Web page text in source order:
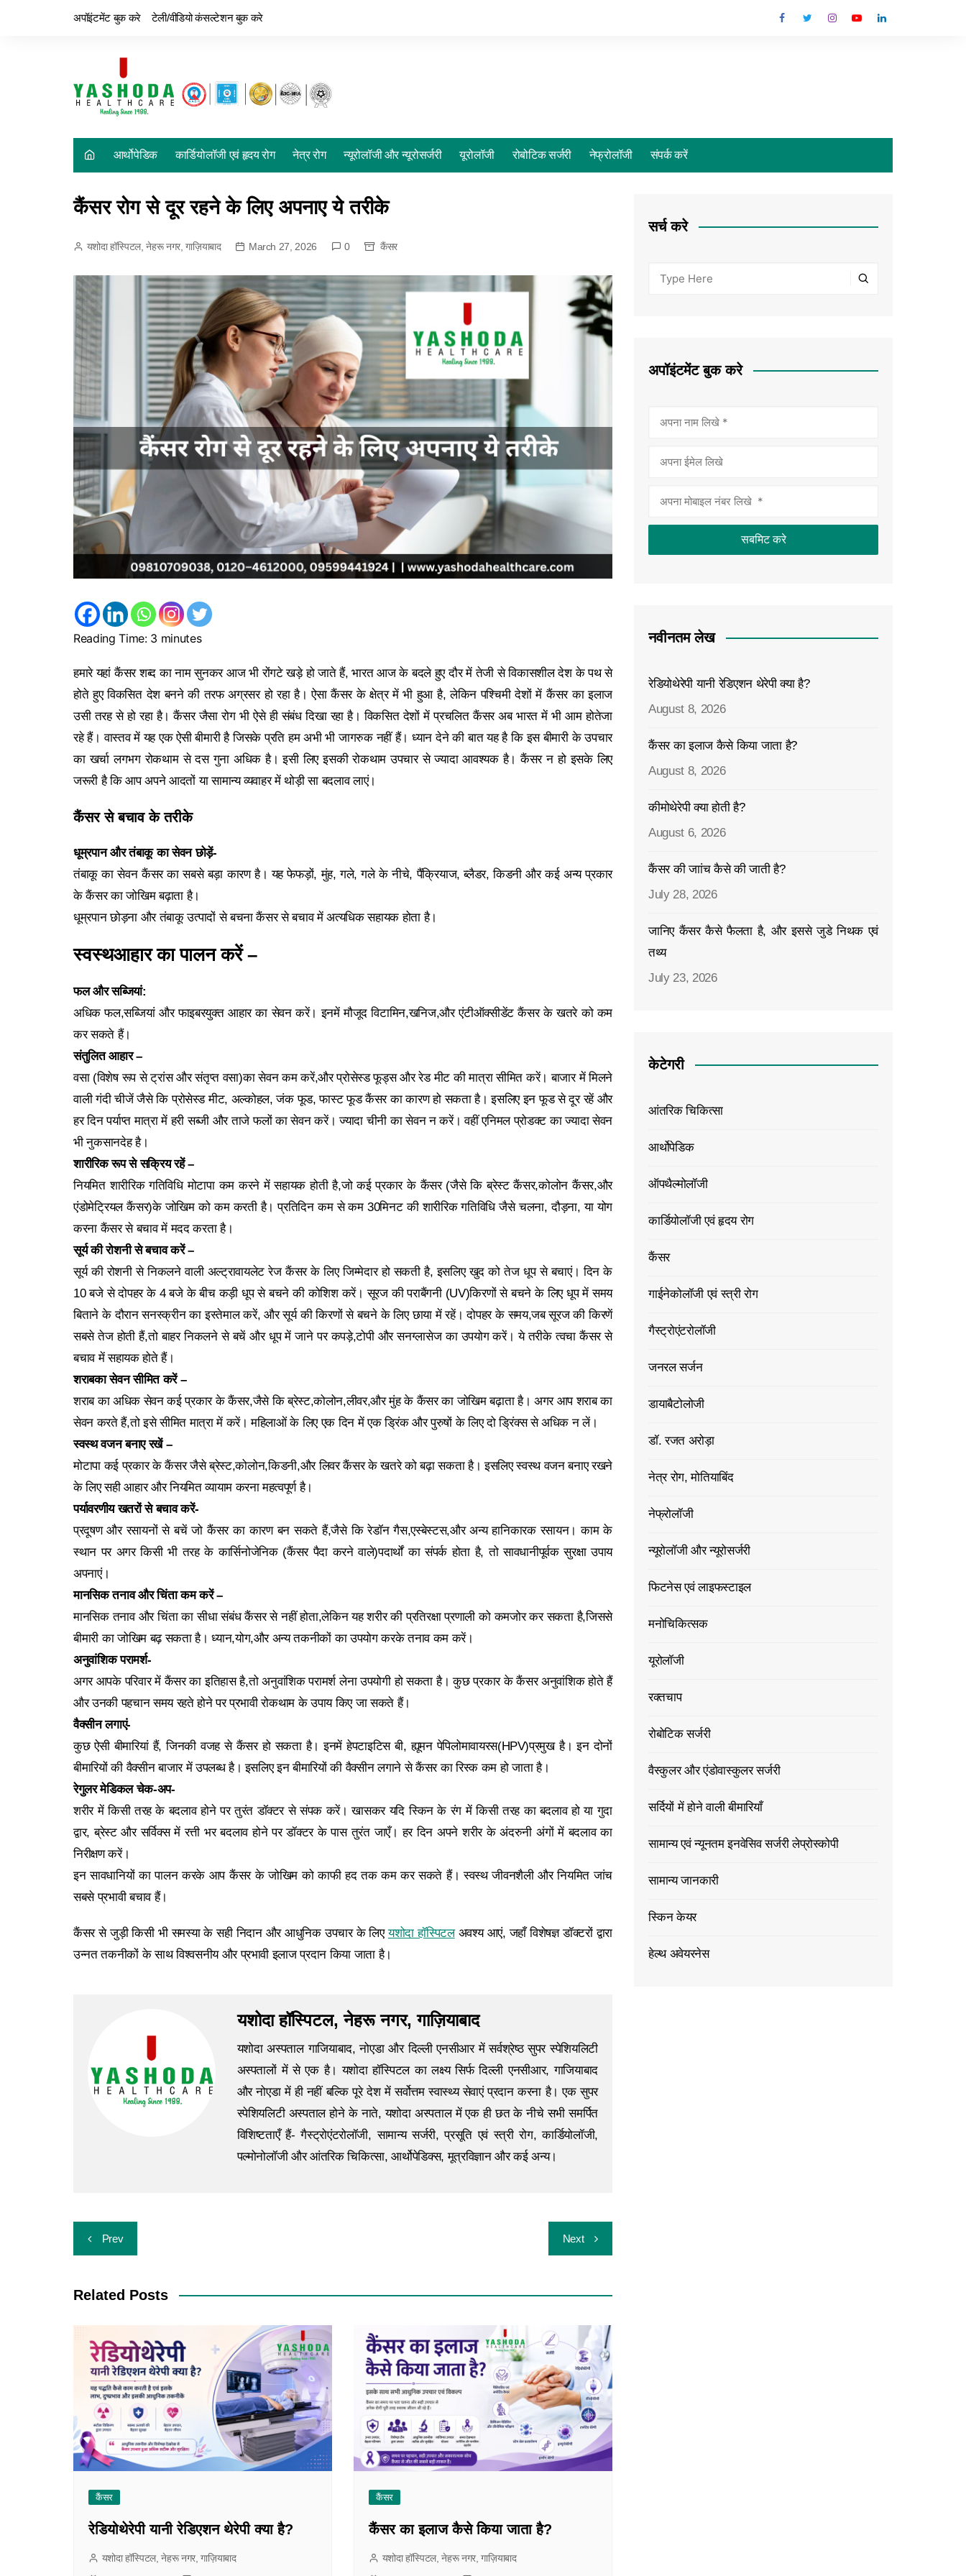
अपॉइंटमेंट बुक करे टेली/वीडियो कंसल्टेशन बुक करे
आर्थोपेडिक कार्डियोलॉजी एवं हृदय रोग नेत्र रोग न्यूरोलॉजी और न्यूरोसर्जरी यूरोलॉजी रोबोटिक सर्जरी नेफ्रोलॉजी संपर्क करें
कैंसर रोग से दूर रहने के लिए अपनाए ये तरीके
यशोदा हॉस्पिटल, नेहरू नगर, गाज़ियाबाद March 27, 2026 0 कैंसर
Reading Time: 3 minutes
हमारे यहां कैंसर शब्द का नाम सुनकर आज भी रोंगटे खड़े हो जाते हैं, भारत आज के बदले हुए दौर में तेजी से विकासशील देश के पथ से
होते हुए विकसित देश बनने की तरफ अग्रसर हो रहा है। ऐसा कैंसर के क्षेत्र में भी हुआ है, लेकिन पश्चिमी देशों में कैंसर का इलाज
उसी तरह से हो रहा है। कैंसर जैसा रोग भी ऐसे ही संबंध दिखा रहा है। विकसित देशों में प्रचलित कैंसर अब भारत में भी आम होतेजा
रहे हैं। वास्तव में यह एक ऐसी बीमारी है जिसके प्रति हम अभी भी जागरुक नहीं हैं। ध्यान देने की बात यह है कि इस बीमारी के उपचार
का खर्चा लगभग रोकथाम से दस गुना अधिक है। इसी लिए इसकी रोकथाम उपचार से ज्यादा आवश्यक है। कैंसर न हो इसके लिए
जरूरी है कि आप अपने आदतों या सामान्य व्यवाहर में थोड़ी सा बदलाव लाएं।
कैंसर से बचाव के तरीके
धूम्रपान और तंबाकू का सेवन छोड़ें-
तंबाकू का सेवन कैंसर का सबसे बड़ा कारण है। यह फेफड़ों, मुंह, गले, गले के नीचे, पैंक्रियाज, ब्लैडर, किडनी और कई अन्य प्रकार
के कैंसर का जोखिम बढ़ाता है।
धूम्रपान छोड़ना और तंबाकू उत्पादों से बचना कैंसर से बचाव में अत्यधिक सहायक होता है।
स्वस्थआहार का पालन करें –
फल और सब्जियां:
अधिक फल,सब्जियां और फाइबरयुक्त आहार का सेवन करें। इनमें मौजूद विटामिन,खनिज,और एंटीऑक्सीडेंट कैंसर के खतरे को कम
कर सकते हैं।
संतुलित आहार –
वसा (विशेष रूप से ट्रांस और संतृप्त वसा)का सेवन कम करें,और प्रोसेस्ड फूड्स और रेड मीट की मात्रा सीमित करें। बाजार में मिलने
वाली गंदी चीजें जैसे कि प्रोसेस्ड मीट, अल्कोहल, जंक फूड, फास्ट फूड कैंसर का कारण हो सकता है। इसलिए इन फूड से दूर रहें और
हर दिन पर्याप्त मात्रा में हरी सब्जी और ताजे फलों का सेवन करें। ज्यादा चीनी का सेवन न करें। वहीं एनिमल प्रोडक्ट का ज्यादा सेवन
भी नुकसानदेह है।
शारीरिक रूप से सक्रिय रहें –
नियमित शारीरिक गतिविधि मोटापा कम करने में सहायक होती है,जो कई प्रकार के कैंसर (जैसे कि ब्रेस्ट कैंसर,कोलोन कैंसर,और
एंडोमेट्रियल कैंसर)के जोखिम को कम करती है। प्रतिदिन कम से कम 30मिनट की शारीरिक गतिविधि जैसे चलना, दौड़ना, या योग
करना कैंसर से बचाव में मदद करता है।
सूर्य की रोशनी से बचाव करें –
सूर्य की रोशनी से निकलने वाली अल्ट्रावायलेट रेज कैंसर के लिए जिम्मेदार हो सकती है, इसलिए खुद को तेज धूप से बचाएं। दिन के
10 बजे से दोपहर के 4 बजे के बीच कड़ी धूप से बचने की कोशिश करें। सूरज की पराबैंगनी (UV)किरणों से बचने के लिए धूप में समय
बिताने के दौरान सनस्क्रीन का इस्तेमाल करें, और सूर्य की किरणों से बचने के लिए छाया में रहें। दोपहर के समय,जब सूरज की किरणें
सबसे तेज होती हैं,तो बाहर निकलने से बचें और धूप में जाने पर कपड़े,टोपी और सनग्लासेज का उपयोग करें। ये तरीके त्वचा कैंसर से
बचाव में सहायक होते हैं।
शराबका सेवन सीमित करें –
शराब का अधिक सेवन कई प्रकार के कैंसर,जैसे कि ब्रेस्ट,कोलोन,लीवर,और मुंह के कैंसर का जोखिम बढ़ाता है। अगर आप शराब का
सेवन करते हैं,तो इसे सीमित मात्रा में करें। महिलाओं के लिए एक दिन में एक ड्रिंक और पुरुषों के लिए दो ड्रिंक्स से अधिक न लें।
स्वस्थ वजन बनाए रखें –
मोटापा कई प्रकार के कैंसर जैसे ब्रेस्ट,कोलोन,किडनी,और लिवर कैंसर के खतरे को बढ़ा सकता है। इसलिए स्वस्थ वजन बनाए रखने
के लिए सही आहार और नियमित व्यायाम करना महत्वपूर्ण है।
पर्यावरणीय खतरों से बचाव करें-
प्रदूषण और रसायनों से बचें जो कैंसर का कारण बन सकते हैं,जैसे कि रेडॉन गैस,एस्बेस्टस,और अन्य हानिकारक रसायन। काम के
स्थान पर अगर किसी भी तरह के कार्सिनोजेनिक (कैंसर पैदा करने वाले)पदार्थों का संपर्क होता है, तो सावधानीपूर्वक सुरक्षा उपाय
अपनाएं।
मानसिक तनाव और चिंता कम करें –
मानसिक तनाव और चिंता का सीधा संबंध कैंसर से नहीं होता,लेकिन यह शरीर की प्रतिरक्षा प्रणाली को कमजोर कर सकता है,जिससे
बीमारी का जोखिम बढ़ सकता है। ध्यान,योग,और अन्य तकनीकों का उपयोग करके तनाव कम करें।
अनुवांशिक परामर्श-
अगर आपके परिवार में कैंसर का इतिहास है,तो अनुवांशिक परामर्श लेना उपयोगी हो सकता है। कुछ प्रकार के कैंसर अनुवांशिक होते हैं
और उनकी पहचान समय रहते होने पर प्रभावी रोकथाम के उपाय किए जा सकते हैं।
वैक्सीन लगाएं-
कुछ ऐसी बीमारियां हैं, जिनकी वजह से कैंसर हो सकता है। इनमें हेपटाइटिस बी, ह्यूमन पेपिलोमावायरस(HPV)प्रमुख है। इन दोनों
बीमारियों की वैक्सीन बाजार में उपलब्ध है। इसलिए इन बीमारियों की वैक्सीन लगाने से कैंसर का रिस्क कम हो जाता है।
रेगुलर मेडिकल चेक-अप-
शरीर में किसी तरह के बदलाव होने पर तुरंत डॉक्टर से संपक करें। खासकर यदि स्किन के रंग में किसी तरह का बदलाव हो या गुदा
द्वार, ब्रेस्ट और सर्विक्स में रत्ती भर बदलाव होने पर डॉक्टर के पास तुरंत जाएँ। हर दिन अपने शरीर के अंदरुनी अंगों में बदलाव का
निरीक्षण करें।
इन सावधानियों का पालन करके आप कैंसर के जोखिम को काफी हद तक कम कर सकते हैं। स्वस्थ जीवनशैली और नियमित जांच
सबसे प्रभावी बचाव हैं।
कैंसर से जुड़ी किसी भी समस्या के सही निदान और आधुनिक उपचार के लिएयशोदा हॉस्पिटलअवश्य आएं, जहाँ विशेषज्ञ डॉक्टरों द्वारा
उन्नत तकनीकों के साथ विश्वसनीय और प्रभावी इलाज प्रदान किया जाता है।
यशोदा हॉस्पिटल, नेहरू नगर, गाज़ियाबाद
यशोदा अस्पताल गाजियाबाद, नोएडा और दिल्ली एनसीआर में सर्वश्रेष्ठ सुपर स्पेशियलिटी
अस्पतालों में से एक है। यशोदा हॉस्पिटल का लक्ष्य सिर्फ दिल्ली एनसीआर, गाजियाबाद
और नोएडा में ही नहीं बल्कि पूरे देश में सर्वोत्तम स्वास्थ्य सेवाएं प्रदान करना है। एक सुपर
स्पेशियलिटी अस्पताल होने के नाते, यशोदा अस्पताल में एक ही छत के नीचे सभी समर्पित
विशिष्टताएँ हैं- गैस्ट्रोएंटरोलॉजी, सामान्य सर्जरी, प्रसूति एवं स्त्री रोग, कार्डियोलॉजी,
पल्मोनोलॉजी और आंतरिक चिकित्सा, आर्थोपेडिक्स, मूत्रविज्ञान और कई अन्य।
Prev Next
Related Posts
कैंसर
रेडियोथेरेपी यानी रेडिएशन थेरेपी क्या है?
यशोदा हॉस्पिटल, नेहरू नगर, गाज़ियाबाद
कैंसर
कैंसर का इलाज कैसे किया जाता है?
यशोदा हॉस्पिटल, नेहरू नगर, गाज़ियाबाद
सर्च करे
अपॉइंटमेंट बुक करे
नवीनतम लेख
रेडियोथेरेपी यानी रेडिएशन थेरेपी क्या है?
August 8, 2026
कैंसर का इलाज कैसे किया जाता है?
August 8, 2026
कीमोथेरेपी क्या होती है?
August 6, 2026
कैंसर की जाांच कैसे की जाती है?
July 28, 2026
जानिए कैंसर कैसे फैलता है, और इससे जुडे निथक एवं
तथ्य
July 23, 2026
केटेगरी
आंतरिक चिकित्सा
आर्थोपेडिक
ऑपथैल्मोलॉजी
कार्डियोलॉजी एवं हृदय रोग
कैंसर
गाईनेकोलॉजी एवं स्त्री रोग
गैस्ट्रोएंटरोलॉजी
जनरल सर्जन
डायाबैटोलोजी
डॉ. रजत अरोड़ा
नेत्र रोग, मोतियाबिंद
नेफ्रोलॉजी
न्यूरोलॉजी और न्यूरोसर्जरी
फिटनेस एवं लाइफस्टाइल
मनोचिकित्सक
यूरोलॉजी
रक्तचाप
रोबोटिक सर्जरी
वैस्कुलर और एंडोवास्कुलर सर्जरी
सर्दियों में होने वाली बीमारियाँ
सामान्य एवं न्यूनतम इनवेसिव सर्जरी लेप्रोस्कोपी
सामान्य जानकारी
स्किन केयर
हेल्थ अवेयरनेस